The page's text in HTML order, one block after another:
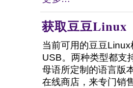
获取豆豆Linux
当前可用的豆豆
USB。两种类型都支
母语所定制的语言版
在线商店，来专门销